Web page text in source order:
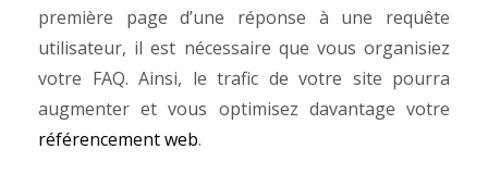
première page d’une réponse à une requête
utilisateur, il est nécessaire que vous organisiez
votre FAQ. Ainsi, le trafic de votre site pourra
augmenter et vous optimisez davantage votre
référencement web.